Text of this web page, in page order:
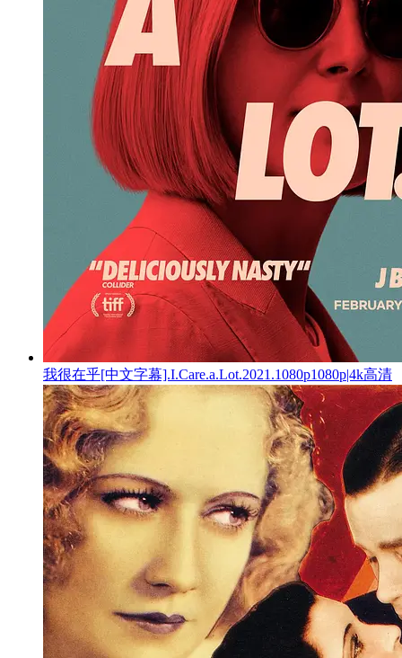
我很在乎[中文字幕].I.Care.a.Lot.2021.1080p1080p|4k高清